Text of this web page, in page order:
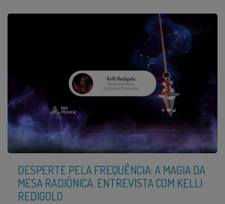
DESPERTE PELA FREQUÊNCIA: A MAGIA DA
MESA RADIÔNICA. ENTREVISTA COM KELLI
REDIGOLO